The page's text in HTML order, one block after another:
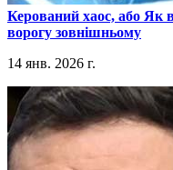
​Керований хаос, або Як
ворогу зовнішньому
14 янв. 2026 г.